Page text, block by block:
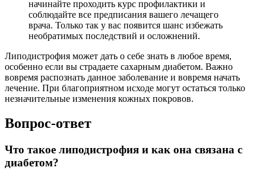
начинайте проходить курс профилактики и
соблюдайте все предписания вашего лечащего
врача. Только так у вас появится шанс избежать
необратимых последствий и осложнений.
Липодистрофия может дать о себе знать в любое время,
особенно если вы страдаете сахарным диабетом. Важно
вовремя распознать данное заболевание и вовремя начать
лечение. При благоприятном исходе могут остаться только
незначительные изменения кожных покровов.
Вопрос-ответ
Что такое липодистрофия и как она связана с
диабетом?